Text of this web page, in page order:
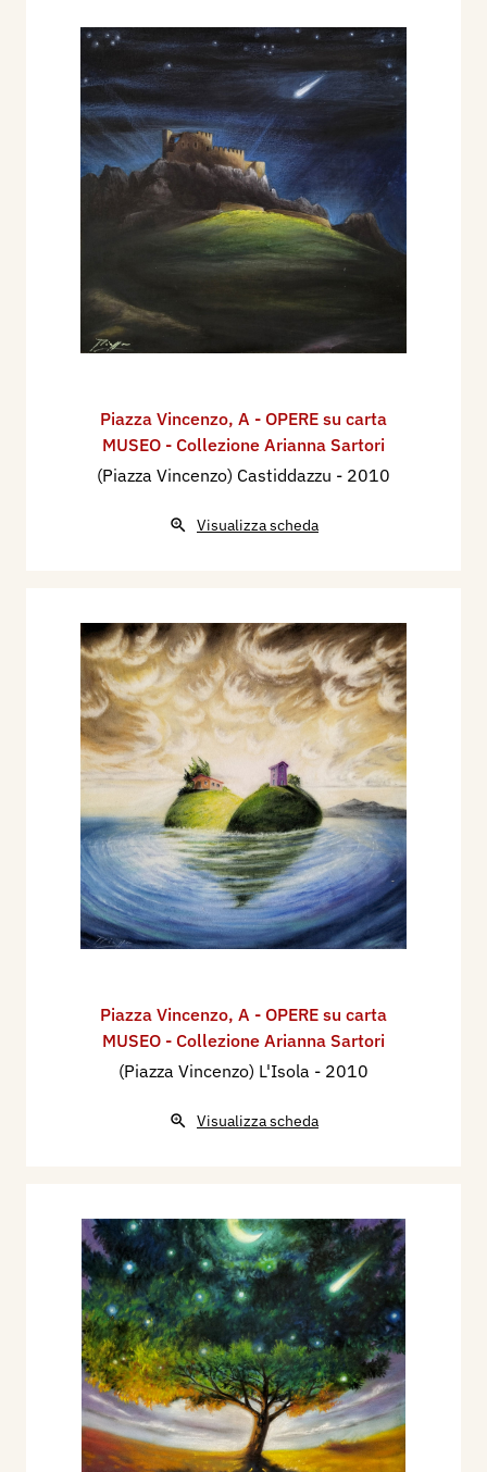
Piazza Vincenzo, A - OPERE su carta
MUSEO - Collezione Arianna Sartori
(Piazza Vincenzo) Castiddazzu - 2010
Visualizza scheda
Piazza Vincenzo, A - OPERE su carta
MUSEO - Collezione Arianna Sartori
(Piazza Vincenzo) L'Isola - 2010
Visualizza scheda